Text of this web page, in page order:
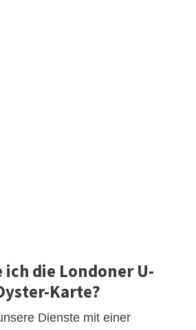
ich die Londoner U-
Karte?
Dienste mit einer